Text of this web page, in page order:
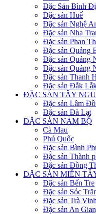
Đặc Sản Bình
Đặc sản Huế
Đặc sản Nghệ
Đặc sản Nha
Đặc sản Phan
Đặc sản Quảng
Đặc sản Quảng
Đặc sản Quảng
Đặc sản Thanh
Đặc sản Đắk
ĐẶC SẢN TÂY
Đặc sản Lâm
Đặc sản Đà Lạt
ĐẶC SẢN NAM BỘ
Cà Mau
Phú Quốc
Đặc sản Bình
Đặc sản Thành
Đặc sản Đồng
ĐẶC SẢN MIỀN
Đặc sản Bến Tre
Đặc sản Sóc
Đặc sản Trà Vinh
Đặc sản An